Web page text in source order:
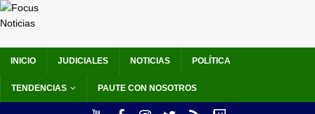
INICIO JUDICIALES NOTICIAS POLÍTICA
TENDENCIAS PAUTE CON NOSOTROS